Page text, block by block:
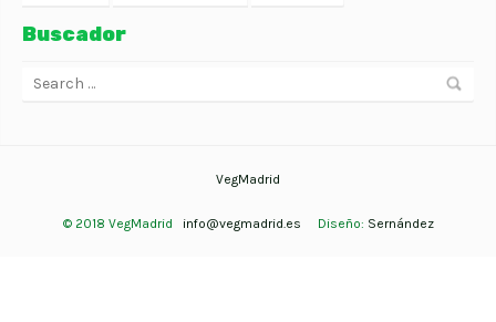
Buscador
VegMadrid
© 2018 VegMadrid info@vegmadrid.es Diseño: Sernández